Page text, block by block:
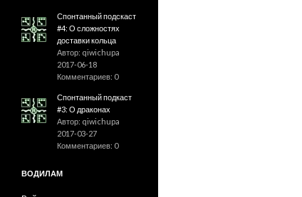
Спонтанный подскаст
#4: О сложностях
доставки кольца
Автор: qiwichupa
2017-06-18
Комментариев: 0
Спонтанный подкаст
#3: О драконах
Автор: qiwichupa
2017-03-27
Комментариев: 0
ВОДИЛАМ